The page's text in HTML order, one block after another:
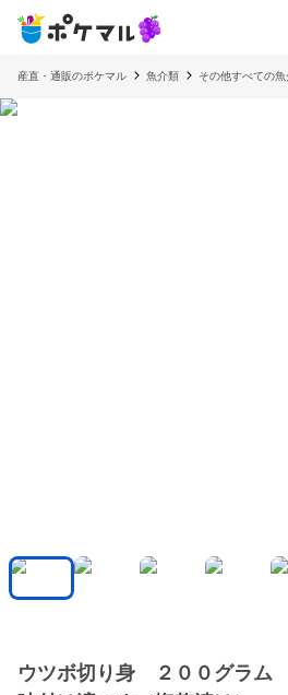
産直・通販のポケマル 魚介類 その他すべての魚
ウツボ切り身 ２００グラム